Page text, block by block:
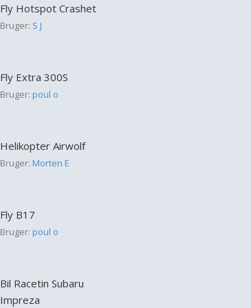
Fly Hotspot Crashet
Bruger: S J
Fly Extra 300S
Bruger: poul o
Helikopter Airwolf
Bruger: Morten E
Fly B17
Bruger: poul o
Bil Racetin Subaru
Impreza